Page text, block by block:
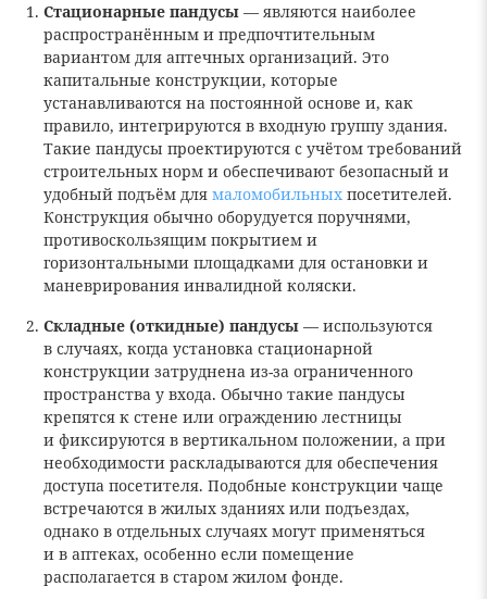
Стационарные пандусы — являются наиболее
распространённым и предпочтительным
вариантом для аптечных организаций. Это
капитальные конструкции, которые
устанавливаются на постоянной основе и, как
правило, интегрируются в входную группу здания.
Такие пандусы проектируются с учётом требований
строительных норм и обеспечивают безопасный и
удобный подъём для маломобильных посетителей.
Конструкция обычно оборудуется поручнями,
противоскользящим покрытием и
горизонтальными площадками для остановки и
маневрирования инвалидной коляски.
Складные (откидные) пандусы — используются
в случаях, когда установка стационарной
конструкции затруднена из-за ограниченного
пространства у входа. Обычно такие пандусы
крепятся к стене или ограждению лестницы
и фиксируются в вертикальном положении, а при
необходимости раскладываются для обеспечения
доступа посетителя. Подобные конструкции чаще
встречаются в жилых зданиях или подъездах,
однако в отдельных случаях могут применяться
и в аптеках, особенно если помещение
располагается в старом жилом фонде.